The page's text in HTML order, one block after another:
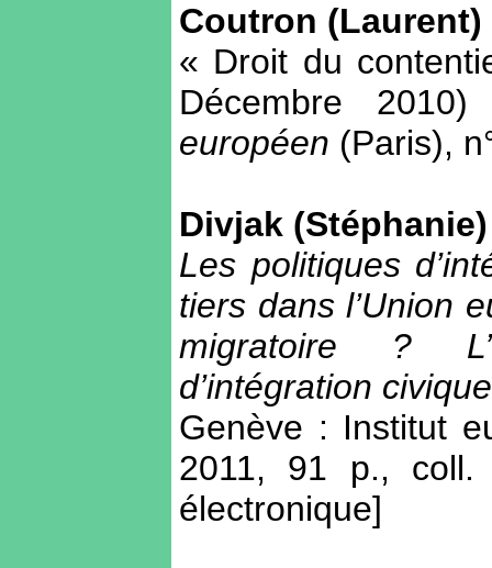
Coutron (Laurent)
« Droit du
Décembre
européen (Paris),
Divjak (Stéphanie)
Les politiques
tiers dans l’Union
migratoire ?
d’intégration civique
Genève : Institut
2011, 91 p., coll.
électronique]